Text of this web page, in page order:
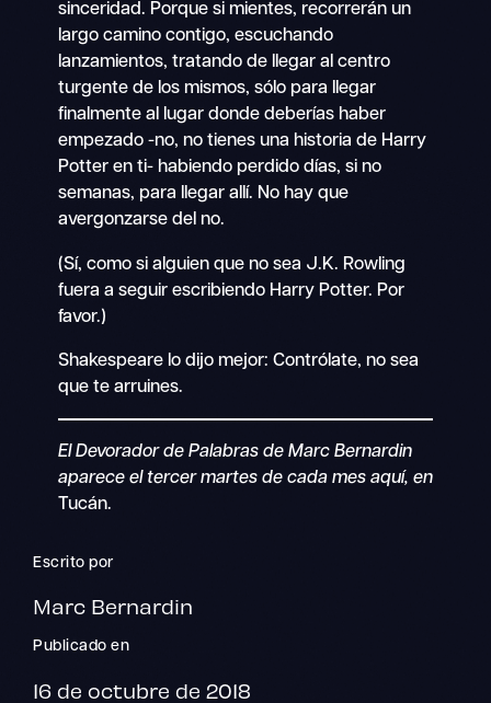
sinceridad. Porque si mientes, recorrerán un
largo camino contigo, escuchando
lanzamientos, tratando de llegar al centro
turgente de los mismos, sólo para llegar
finalmente al lugar donde deberías haber
empezado -no, no tienes una historia de Harry
Potter en ti- habiendo perdido días, si no
semanas, para llegar allí. No hay que
avergonzarse del no.
(Sí, como si alguien que no sea J.K. Rowling
fuera a seguir escribiendo Harry Potter. Por
favor.)
Shakespeare lo dijo mejor: Contrólate, no sea
que te arruines.
El Devorador de Palabras de Marc Bernardin
aparece el tercer martes de cada mes aquí, en
Tucán.
Escrito por
Marc Bernardin
Publicado en
16 de octubre de 2018